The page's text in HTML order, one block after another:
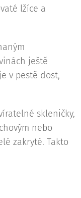
lžíce a
ještě
v pestě dost,
skleničky,
nebo
zakryté. Takto